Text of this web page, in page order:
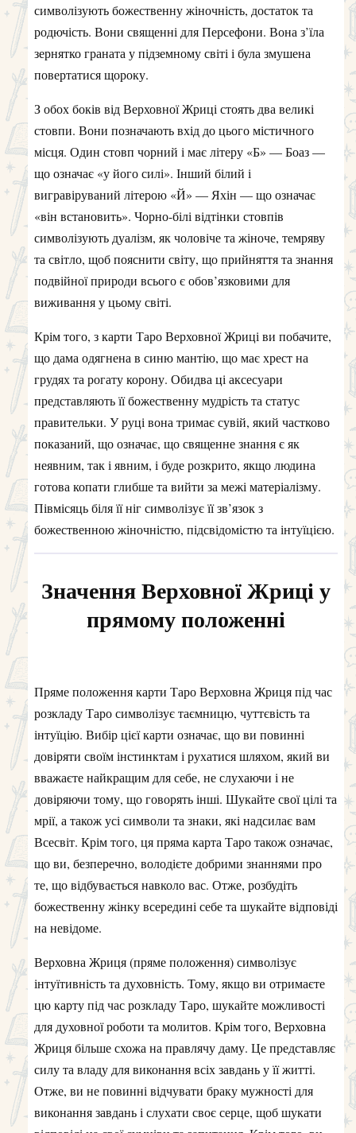
символізують божественну жіночність, достаток та
родючість. Вони священні для Персефони. Вона з’їла
зернятко граната у підземному світі і була змушена
повертатися щороку.
З обох боків від Верховної Жриці стоять два великі
стовпи. Вони позначають вхід до цього містичного
місця. Один стовп чорний і має літеру «Б» — Боаз —
що означає «у його силі». Інший білий і
вигравіруваний літерою «Й» — Яхін — що означає
«він встановить». Чорно-білі відтінки стовпів
символізують дуалізм, як чоловіче та жіноче, темряву
та світло, щоб пояснити світу, що прийняття та знання
подвійної природи всього є обов’язковими для
виживання у цьому світі.
Крім того, з карти Таро Верховної Жриці ви побачите,
що дама одягнена в синю мантію, що має хрест на
грудях та рогату корону. Обидва ці аксесуари
представляють її божественну мудрість та статус
правительки. У руці вона тримає сувій, який частково
показаний, що означає, що священне знання є як
неявним, так і явним, і буде розкрито, якщо людина
готова копати глибше та вийти за межі матеріалізму.
Півмісяць біля її ніг символізує її зв’язок з
божественною жіночністю, підсвідомістю та інтуїцією.
Значення Верховної Жриці у
прямому положенні
Пряме положення карти Таро Верховна Жриця під час
розкладу Таро символізує таємницю, чуттєвість та
інтуїцію. Вибір цієї карти означає, що ви повинні
довіряти своїм інстинктам і рухатися шляхом, який ви
вважаєте найкращим для себе, не слухаючи і не
довіряючи тому, що говорять інші. Шукайте свої цілі та
мрії, а також усі символи та знаки, які надсилає вам
Всесвіт. Крім того, ця пряма карта Таро також означає,
що ви, безперечно, володієте добрими знаннями про
те, що відбувається навколо вас. Отже, розбудіть
божественну жінку всередині себе та шукайте відповіді
на невідоме.
Верховна Жриця (пряме положення) символізує
інтуїтивність та духовність. Тому, якщо ви отримаєте
цю карту під час розкладу Таро, шукайте можливості
для духовної роботи та молитов. Крім того, Верховна
Жриця більше схожа на правлячу даму. Це представляє
силу та владу для виконання всіх завдань у її житті.
Отже, ви не повинні відчувати браку мужності для
виконання завдань і слухати своє серце, щоб шукати